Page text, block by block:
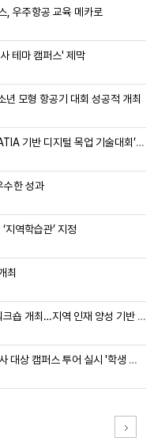
, 우주항공 교육 메카로
테마 캠퍼스' 제막
모형 항공기 대회 성공적 개최
한국폴리텍대학 항공캠퍼스, ‘제1회 고교생 CATIA 기반 디지털 목업 기술대회’ 성황리 개최
한 성과
지역학습관’ 지정
최
한국폴리텍대학, 사천서 우주항공기업 OJT 워크숍 개최…지역 인재 양성 기반 마련
한국폴리텍대학 항공캠퍼스, 창원 진로전담교사 대상 캠퍼스 투어 실시 '학생 진로지도 역량 강화 기대'